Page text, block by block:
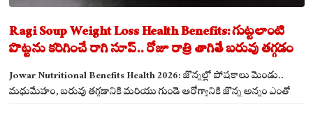
Ragi Soup Weight Loss Health Benefits: గుట్టలాంటి
పొట్టను కరిగించే రాగి సూప్.. రోజూ రాత్రి తాగితే బరువు తగ్గడం
ఖాయం!
Jowar Nutritional Benefits Health 2026: జొన్నల్లో పోషకాలు మెండు..
మధుమేహం, బరువు తగ్గడానికి మరియు గుండె ఆరోగ్యానికి జొన్న అన్నం ఎంతో